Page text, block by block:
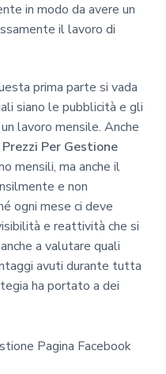
in modo da avere un
il lavoro di
prima parte si vada
siano le pubblicità e gli
lavoro mensile. Anche
Prezzi Per Gestione
mensili, ma anche il
e non
ogni mese ci deve
e reattività che si
a valutare quali
avuti durante tutta
ha portato a dei
Pagina Facebook